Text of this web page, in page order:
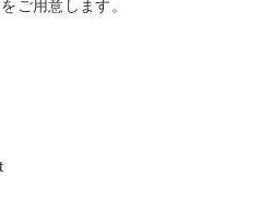
ご用意します。